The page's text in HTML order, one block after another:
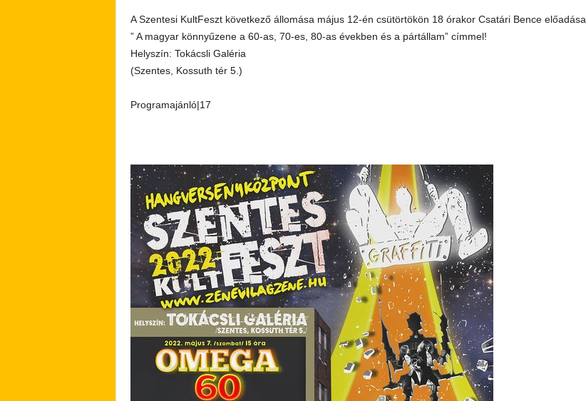
A Szentesi KultFeszt következő állomása május 12-én csütörtökön 18 órakor Csatári Bence előadása
” A magyar könnyűzene a 60-as, 70-es, 80-as években és a pártállam” címmel!
Helyszín: Tokácsli Galéria
(Szentes, Kossuth tér 5.)
Programajánló|17